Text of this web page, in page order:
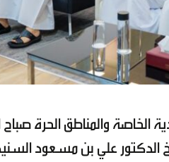
الخاصة والمناطق الحرة صباح
الدكتور علي بن مسعود